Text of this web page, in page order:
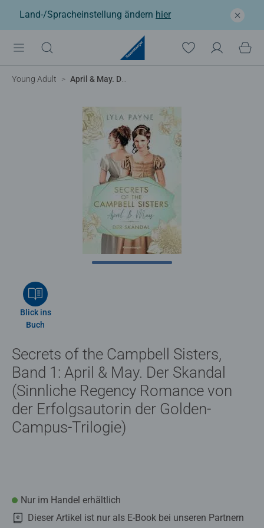
Land-/Spracheinstellung ändern hier
Young Adult April & May. Der Skandal
Blick ins
Buch
Secrets of the Campbell Sisters,
Band 1: April & May. Der Skandal
(Sinnliche Regency Romance von
der Erfolgsautorin der Golden-
Campus-Trilogie)
Nur im Handel erhältlich
Dieser Artikel ist nur als E-Book bei unseren Partnern